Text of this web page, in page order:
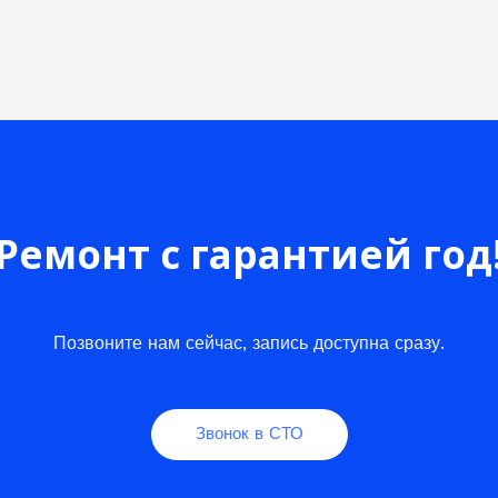
с гарантией
Позвоните нам сейчас, запись доступна сразу.
Звонок в СТО